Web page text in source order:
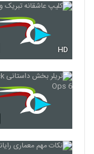
HD